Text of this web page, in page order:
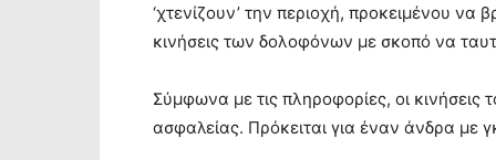
‘χτενίζουν’ την περιοχή, προκειμένου
κινήσεις των δολοφόνων με σκοπό να
Σύμφωνα με τις πληροφορίες, οι
ασφαλείας. Πρόκειται για έναν άνδρα με